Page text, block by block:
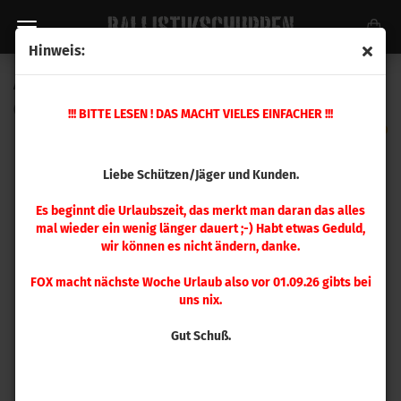
Hinweis:
!!! BITTE LESEN ! DAS MACHT VIELES EINFACHER !!!
Liebe Schützen/Jäger und Kunden.
Es beginnt die Urlaubszeit, das merkt man daran das alles
mal wieder ein wenig länger dauert ;-) Habt etwas Geduld,
wir können es nicht ändern, danke.
FOX macht nächste Woche Urlaub also vor 01.09.26 gibts bei
uns nix.
Gut Schuß.
A-Zoom .308 Win Pufferpatrone 2 Stück
12228)